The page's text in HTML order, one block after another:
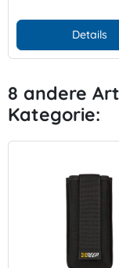
Details
8 andere
Kategorie: